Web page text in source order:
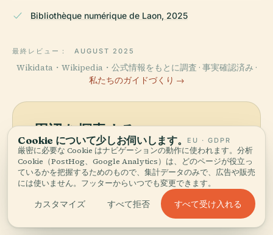
Bibliothèque numérique de Laon, 2025
最終レビュー： AUGUST 2025
Wikidata・Wikipedia・公式情報をもとに調査 · 事実確認済み ·
私たちのガイドづくり →
周辺を探索する
ラオン市立図書館を地図で見
て、近くに何があるか発見し
ましょう。
地図を見る
Cookie について少しお伺いします。 EU · GDPR
厳密に必要な Cookie はナビゲーションの動作に使われます。分析
Cookie（PostHog、Google Analytics）は、どのページが役立っ
ているかを把握するためのもので、集計データのみで、広告や販売
には使いません。フッターからいつでも変更できます。
カスタマイズ すべて拒否 すべて受け入れる